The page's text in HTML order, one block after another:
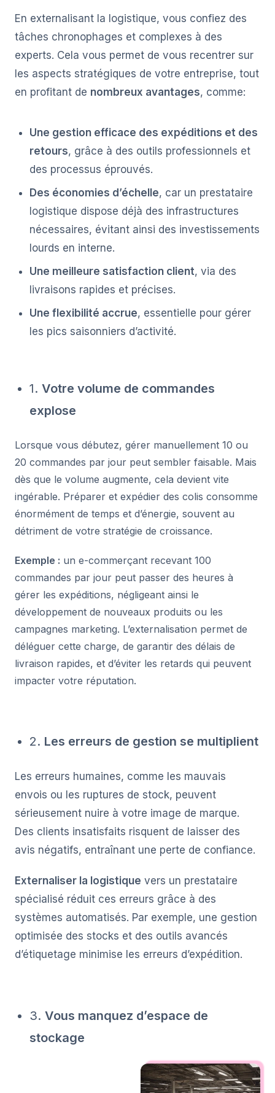
En externalisant la logistique, vous confiez des
tâches chronophages et complexes à des
experts. Cela vous permet de vous recentrer sur
les aspects stratégiques de votre entreprise, tout
en profitant de nombreux avantages, comme:
Une gestion efficace des expéditions et des
retours, grâce à des outils professionnels et
des processus éprouvés.
Des économies d’échelle, car un prestataire
logistique dispose déjà des infrastructures
nécessaires, évitant ainsi des investissements
lourds en interne.
Une meilleure satisfaction client, via des
livraisons rapides et précises.
Une flexibilité accrue, essentielle pour gérer
les pics saisonniers d’activité.
1. Votre volume de commandes
explose
Lorsque vous débutez, gérer manuellement 10 ou
20 commandes par jour peut sembler faisable. Mais
dès que le volume augmente, cela devient vite
ingérable. Préparer et expédier des colis consomme
énormément de temps et d’énergie, souvent au
détriment de votre stratégie de croissance.
Exemple : un e-commerçant recevant 100
commandes par jour peut passer des heures à
gérer les expéditions, négligeant ainsi le
développement de nouveaux produits ou les
campagnes marketing. L’externalisation permet de
déléguer cette charge, de garantir des délais de
livraison rapides, et d’éviter les retards qui peuvent
impacter votre réputation.
2. Les erreurs de gestion se multiplient
Les erreurs humaines, comme les mauvais
envois ou les ruptures de stock, peuvent
sérieusement nuire à votre image de marque.
Des clients insatisfaits risquent de laisser des
avis négatifs, entraînant une perte de confiance.
Externaliser la logistique vers un prestataire
spécialisé réduit ces erreurs grâce à des
systèmes automatisés. Par exemple, une gestion
optimisée des stocks et des outils avancés
d’étiquetage minimise les erreurs d’expédition.
3. Vous manquez d’espace de
stockage